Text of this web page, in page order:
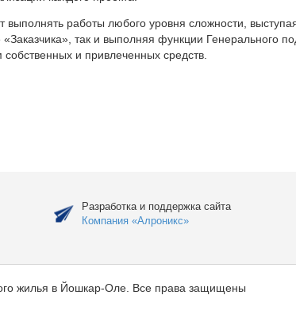
выполнять работы любого уровня сложности,
«Заказчика», так и выполняя функции Генерального
собственных и привлеченных средств.
Разработка и поддержка сайта
Компания «Алроникс»
жилья в Йошкар-Оле. Все права защищены